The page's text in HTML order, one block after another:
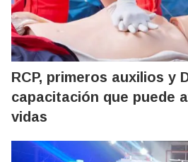
RCP, primeros auxilios y
capacitación que puede
vidas